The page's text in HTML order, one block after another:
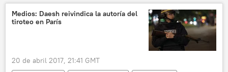
Medios: Daesh reivindica la autoría del
tiroteo en París
20 de abril 2017, 21:41 GMT